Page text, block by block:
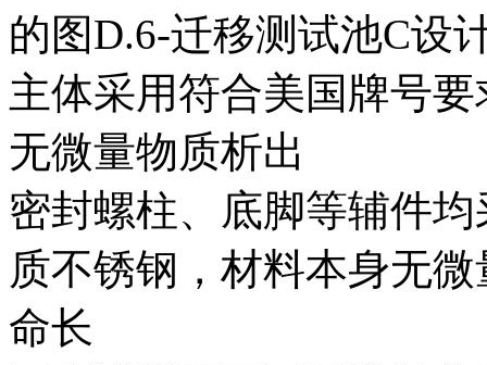
的图D.6-迁移测试池C设
主体采用符合美国牌号
无微量物质析出
密封螺柱、底脚等辅件
质不锈钢，材料本身无
命长